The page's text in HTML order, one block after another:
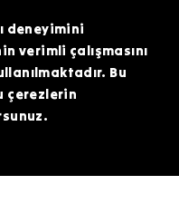
SİZE EN İYİ FIRSATLARI
deneyimini
verimli çalışmasını
Bu
çerezlerin
SİLİKON PATCH HEDİYE!⚠️